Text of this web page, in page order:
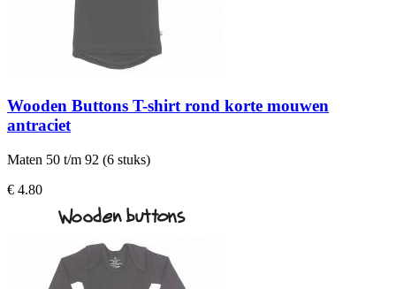
Wooden Buttons T-shirt rond korte mouwen
antraciet
Maten 50 t/m 92 (6 stuks)
€ 4.80